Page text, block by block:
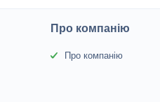
Про компанію
Про компанію